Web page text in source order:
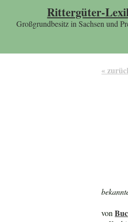
Rittergüter-
Großgrundbesitz in Sachsen und
«
von